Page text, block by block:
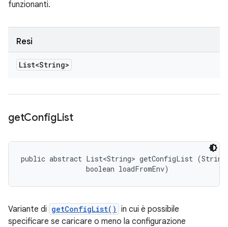
funzionanti.
Resi
List<String>
getConfigList
public abstract List<String> getConfigList
                boolean loadFromEnv)
Variante di getConfigList() in cui è possibile
specificare se caricare o meno la configurazione